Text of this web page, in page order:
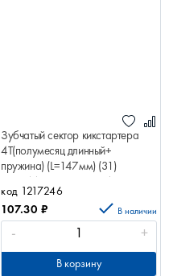
Зубчатый сектор кикстартера
4T(полумесяц длинный+
пружина) (L=147мм) (31)
157QMJ кикстартера 4Т
(L=147мм) (31) 10113867
код 1217246
107.30 ₽ В наличии
- +
В корзину